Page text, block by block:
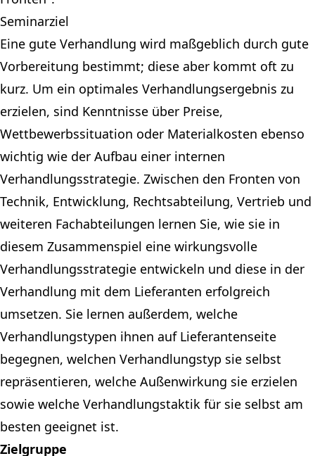
Seminarziel
Eine gute Verhandlung wird maßgeblich durch gute
Vorbereitung bestimmt; diese aber kommt oft zu
kurz. Um ein optimales Verhandlungsergebnis zu
erzielen, sind Kenntnisse über Preise,
Wettbewerbssituation oder Materialkosten ebenso
wichtig wie der Aufbau einer internen
Verhandlungsstrategie. Zwischen den Fronten von
Technik, Entwicklung, Rechtsabteilung, Vertrieb und
weiteren Fachabteilungen lernen Sie, wie sie in
diesem Zusammenspiel eine wirkungsvolle
Verhandlungsstrategie entwickeln und diese in der
Verhandlung mit dem Lieferanten erfolgreich
umsetzen. Sie lernen außerdem, welche
Verhandlungstypen ihnen auf Lieferantenseite
begegnen, welchen Verhandlungstyp sie selbst
repräsentieren, welche Außenwirkung sie erzielen
sowie welche Verhandlungstaktik für sie selbst am
besten geeignet ist.
Zielgruppe